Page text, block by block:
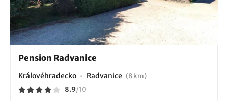
Pension Radvanice
Královéhradecko Radvanice (8 km)
8.9/10